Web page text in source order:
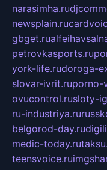
narasimha.ru
newsplain.ru
gbget.ru
petrovkasports.ru
york-life.rudoroga-
slovar-ivrit.ruporno-
ovucontrol.rusloty-
ru-industriya.ru
belgorod-day.ru
medic-today.ru
teensvoice.ru